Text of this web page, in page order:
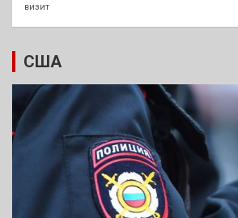
визит
США